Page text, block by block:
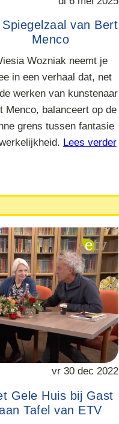
Spiegelzaal van Bert
Menco
Wozniak neemt je
in een verhaal dat, net
werken van kunstenaar
Menco, balanceert op de
grens tussen fantasie
Lees verder
vr 30 dec 2022
Gele Huis bij Gast
Tafel van ETV